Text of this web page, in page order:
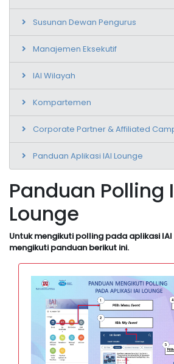
Susunan Dewan Pengurus
Manajemen Eksekutif
IAI Wilayah
Kompartemen
Corporate Partner & Affiliated
Panduan Aplikasi IAI Lounge
Panduan Polling
Lounge
Untuk mengikuti polling pada aplikasi
mengikuti panduan berikut ini.